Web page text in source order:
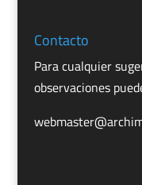
Contacto
Para cualquier
observaciones